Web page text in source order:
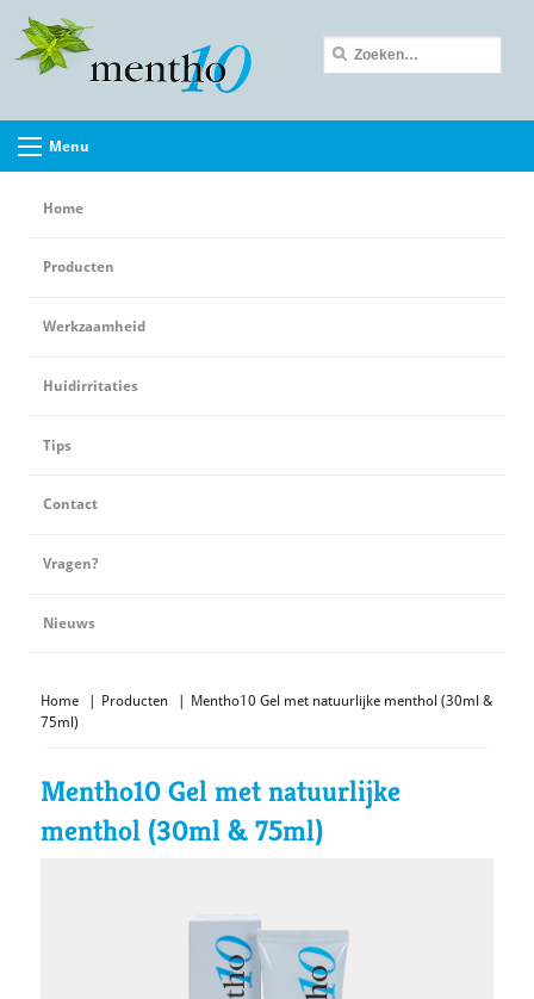
Menu
Home
Producten
Werkzaamheid
Huidirritaties
Tips
Contact
Vragen?
Nieuws
Home Producten
Mentho10 Gel met natuurlijke menthol (30ml &
75ml)
Mentho10 Gel met natuurlijke
menthol (30ml & 75ml)